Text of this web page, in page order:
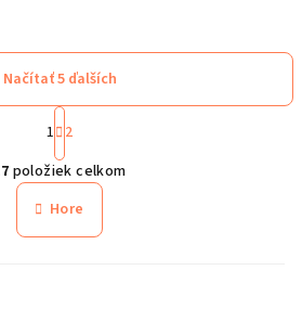
O
v
l
á
Načítať 5 ďalších
S
t
r
á
n
k
o
1 2
položiek celkom
Hore